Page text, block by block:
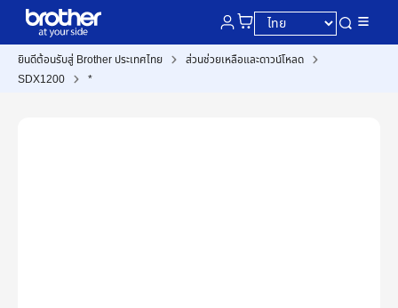
ยินดีต้อนรับสู่ Brother ประเทศไทย
ส่วนช่วยเหลือและดาวน์โหลด
SDX1200
*